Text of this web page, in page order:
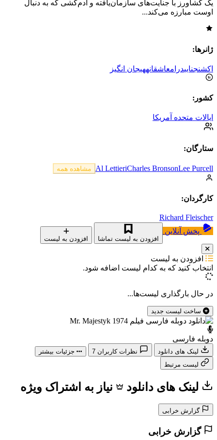
یک کشاورز با جنایت‌های سازمان‌یافته و آدم‌کشی که به دنبال
اوست مبارزه می‌کند...
ژانرها:
اکشنجناییدرامعاشقانههیجان انگیز
کشور:
ایالات متحده آمریکا
ستارگان:
Al LettieriCharles BronsonLee Purcell مشاهده همه
کارگردان:
Richard Fleischer
پخش آنلاین
افزودن به لیست تماشا افزودن به لیست
افزودن به لیست
انتخاب کنید که به کدام لیست اضافه شود.
در حال بارگذاری لیست‌ها...
دوبله فارسی
7
جزئیات بیشتر
لینک های دانلود نیاز به اشتراک ویژه
گزارش خرابی
گزارش خرابی